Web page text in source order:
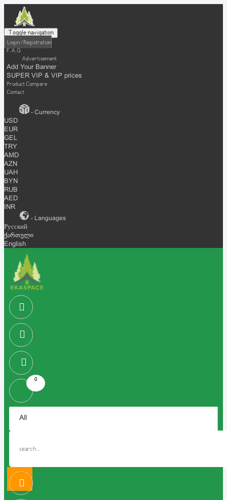
Toggle navigation
Login / Registration
F.A.Q
Advertisement
Add Your Banner
SUPER VIP & VIP prices
Product Compare
Contact
- Currency
USD
EUR
GEL
TRY
AMD
AZN
UAH
BYN
RUB
AED
INR
- Languages
Русский
ქართული
English
0